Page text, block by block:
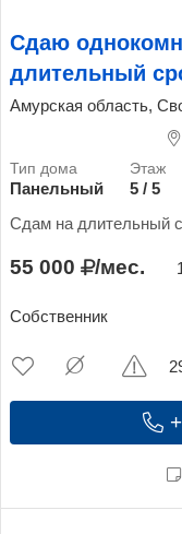
Сдаю
длительный
Амурская область,
Панельный 5 / 5
Сдам на длительный
55 000 /мес.
Собственник